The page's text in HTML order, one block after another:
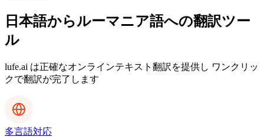
日本語からルーマニア語への翻訳ツー
ル
lufe.ai は正確なオンラインテキスト翻訳を提供し ワンクリッ
クで翻訳が完了します
多言語対応